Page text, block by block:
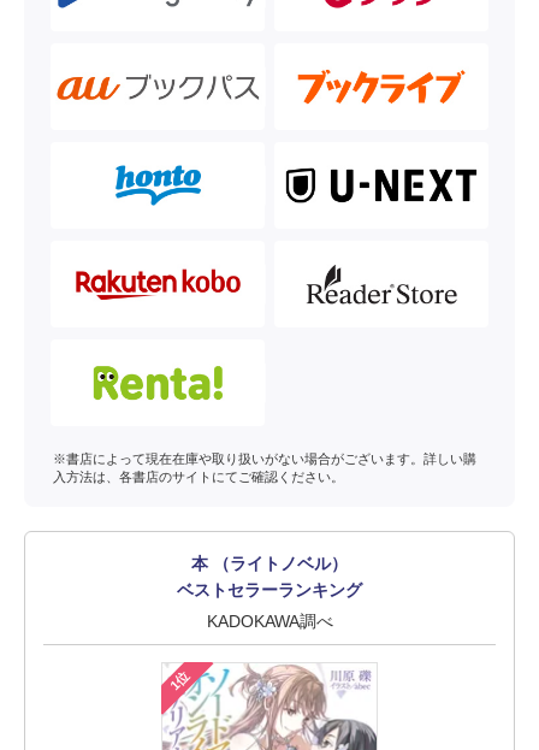
※書店によって現在在庫や取り扱いがない場合がございます。詳しい購
入方法は、各書店のサイトにてご確認ください。
本 （ライトノベル）
ベストセラーランキング
KADOKAWA調べ
1位